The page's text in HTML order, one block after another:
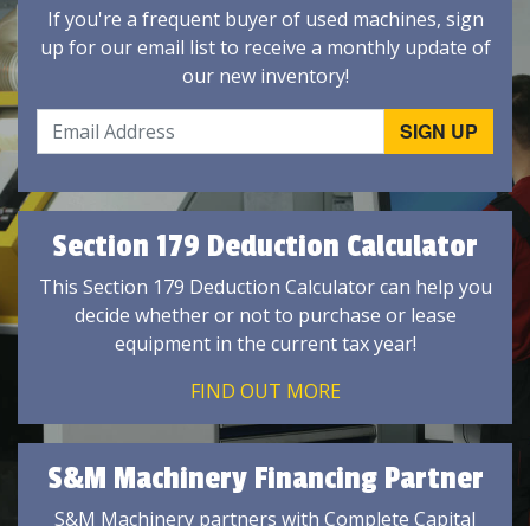
If you're a frequent buyer of used machines, sign
up for our email list to receive a monthly update of
our new inventory!
Section 179 Deduction Calculator
This Section 179 Deduction Calculator can help you
decide whether or not to purchase or lease
equipment in the current tax year!
FIND OUT MORE
S&M Machinery Financing Partner
S&M Machinery partners with Complete Capital